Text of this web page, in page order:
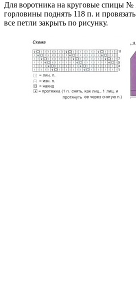
Для воротника на круговые спицы №
горловины поднять 118 п. и
все петли закрыть по рисунку.